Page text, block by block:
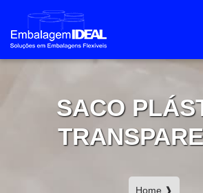
SACO
Home ❱